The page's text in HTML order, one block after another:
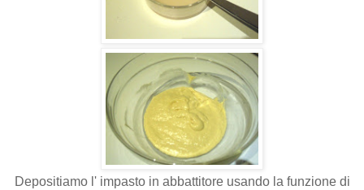
Depositiamo l' impasto in abbattitore usando la funzione di